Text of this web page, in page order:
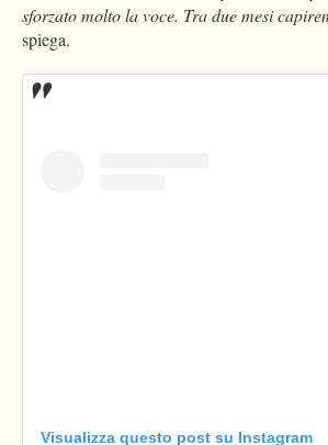
sforzato molto la voce. Tra due mesi
spiega.
Visualizza questo post su Instagram